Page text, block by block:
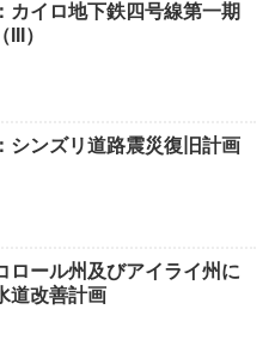
カイロ地下鉄四号線第一期
）
シンズリ道路震災復旧計画
ロール州及びアイライ州に
道改善計画